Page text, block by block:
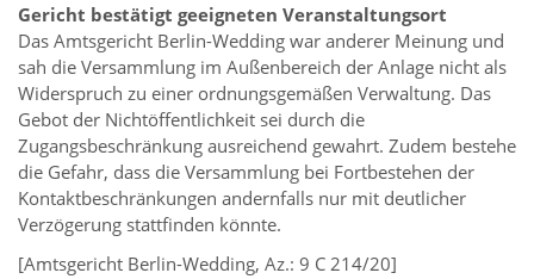
Gericht bestätigt geeigneten Veranstaltungsort
Das Amtsgericht Berlin-Wedding war anderer Meinung und
sah die Versammlung im Außenbereich der Anlage nicht als
Widerspruch zu einer ordnungsgemäßen Verwaltung. Das
Gebot der Nichtöffentlichkeit sei durch die
Zugangsbeschränkung ausreichend gewahrt. Zudem bestehe
die Gefahr, dass die Versammlung bei Fortbestehen der
Kontaktbeschränkungen andernfalls nur mit deutlicher
Verzögerung stattfinden könnte.
[Amtsgericht Berlin-Wedding, Az.: 9 C 214/20]